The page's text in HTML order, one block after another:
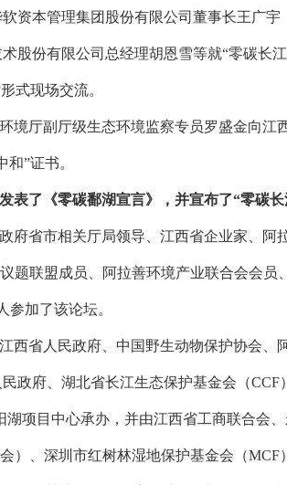
资本管理集团股份有限公司董事长王广
股份有限公司总经理胡恩雪等就“零碳长
式现场交流。
境厅副厅级生态环境监察专员罗盛金向江
和”证书。
表了 《零碳鄱湖宣言》 ，并宣布了“零碳
府省市相关厅局领导、江西省企业家、阿
题联盟成员、阿拉善环境产业联合会会员
参加了该论坛。
西省人民政府、中国野生动物保护协会、
政府、湖北省长江生态保护基金会（CCF
湖项目中心承办，并由江西省工商联合会
）、深圳市红树林湿地保护基金会（MCF